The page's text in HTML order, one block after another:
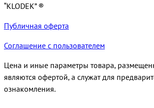
“KLODEK” ®
Публичная оферта
Соглашение с пользователем
Цена и иные параметры товара,
являются офертой, а служат для
ознакомления.